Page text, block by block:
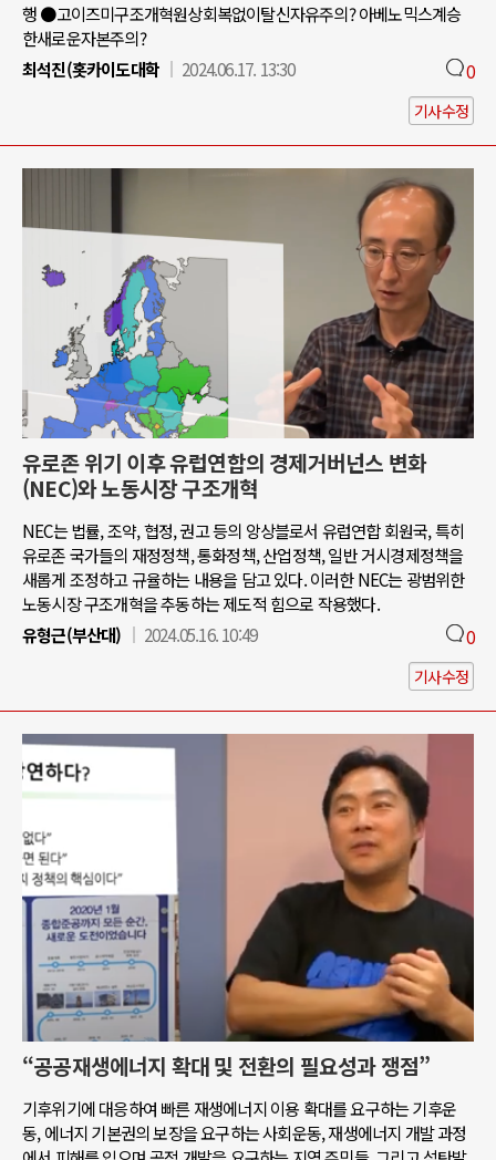
행 ●고이즈미구조개혁원상회복없이탈신자유주의? 아베노믹스계승
한새로운자본주의?
최석진(홋카이도대학
2024.06.17. 13:30 0
기사수정
유로존 위기 이후 유럽연합의 경제거버넌스 변화
(NEC)와 노동시장 구조개혁
NEC는 법률, 조약, 협정, 권고 등의 앙상블로서 유럽연합 회원국, 특히
유로존 국가들의 재정정책, 통화정책, 산업정책, 일반 거시경제정책을
새롭게 조정하고 규율하는 내용을 담고 있다. 이러한 NEC는 광범위한
노동시장 구조개혁을 추동하는 제도적 힘으로 작용했다.
유형근(부산대)
2024.05.16. 10:49 0
기사수정
“공공재생에너지 확대 및 전환의 필요성과 쟁점”
기후위기에 대응하여 빠른 재생에너지 이용 확대를 요구하는 기후운
동, 에너지 기본권의 보장을 요구하는 사회운동, 재생에너지 개발 과정